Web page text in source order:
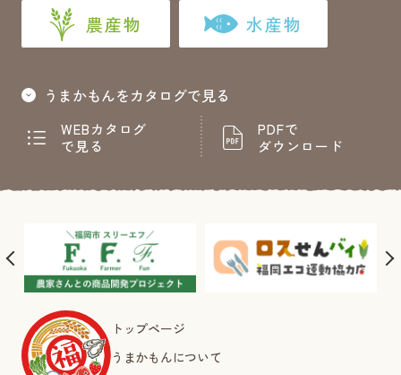
農産物 水産物
うまかもんをカタログで見る
WEBカタログ
で見る
PDFで
ダウンロード
トップページ
うまかもんについて